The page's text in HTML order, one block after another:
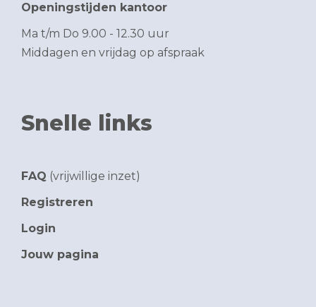
Openingstijden kantoor
Ma t/m Do 9.00 - 12.30 uur
Middagen en vrijdag op afspraak
Snelle links
FAQ (vrijwillige inzet)
Registreren
Login
Jouw pagina